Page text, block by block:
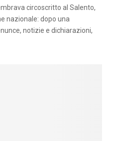
circoscritto al Salento,
nazionale: dopo una
notizie e dichiarazioni,